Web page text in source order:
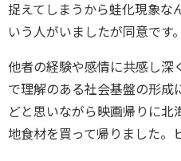
捉えてしまうから蛙化現象な
いう人がいましたが同意です。
他者の経験や感情に共感し深
で理解のある社会基盤の形成
どと思いながら映画帰りに北
地食材を買って帰りました。